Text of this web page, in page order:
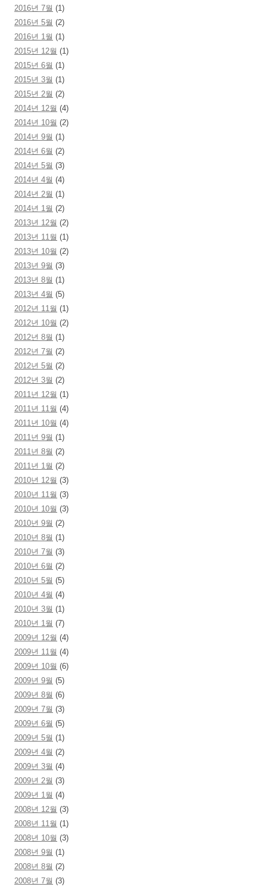
2016년 7월 (1)
2016년 5월 (2)
2016년 1월 (1)
2015년 12월 (1)
2015년 6월 (1)
2015년 3월 (1)
2015년 2월 (2)
2014년 12월 (4)
2014년 10월 (2)
2014년 9월 (1)
2014년 6월 (2)
2014년 5월 (3)
2014년 4월 (4)
2014년 2월 (1)
2014년 1월 (2)
2013년 12월 (2)
2013년 11월 (1)
2013년 10월 (2)
2013년 9월 (3)
2013년 8월 (1)
2013년 4월 (5)
2012년 11월 (1)
2012년 10월 (2)
2012년 8월 (1)
2012년 7월 (2)
2012년 5월 (2)
2012년 3월 (2)
2011년 12월 (1)
2011년 11월 (4)
2011년 10월 (4)
2011년 9월 (1)
2011년 8월 (2)
2011년 1월 (2)
2010년 12월 (3)
2010년 11월 (3)
2010년 10월 (3)
2010년 9월 (2)
2010년 8월 (1)
2010년 7월 (3)
2010년 6월 (2)
2010년 5월 (5)
2010년 4월 (4)
2010년 3월 (1)
2010년 1월 (7)
2009년 12월 (4)
2009년 11월 (4)
2009년 10월 (6)
2009년 9월 (5)
2009년 8월 (6)
2009년 7월 (3)
2009년 6월 (5)
2009년 5월 (1)
2009년 4월 (2)
2009년 3월 (4)
2009년 2월 (3)
2009년 1월 (4)
2008년 12월 (3)
2008년 11월 (1)
2008년 10월 (3)
2008년 9월 (1)
2008년 8월 (2)
2008년 7월 (3)